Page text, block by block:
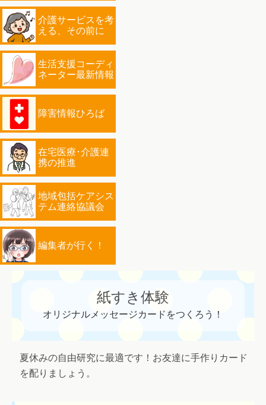
介護サービスを考
える、その前に
生活支援コーディ
ネーター最新情報
障害情報ひろば
在宅医療･介護連
携の推進
地域包括ケアシス
テム連絡協議会
編集者が行く！
紙すき体験
オリジナルメッセージカードをつくろう！
夏休みの自由研究に最適です！お友達に手作りカード
を配りましょう。